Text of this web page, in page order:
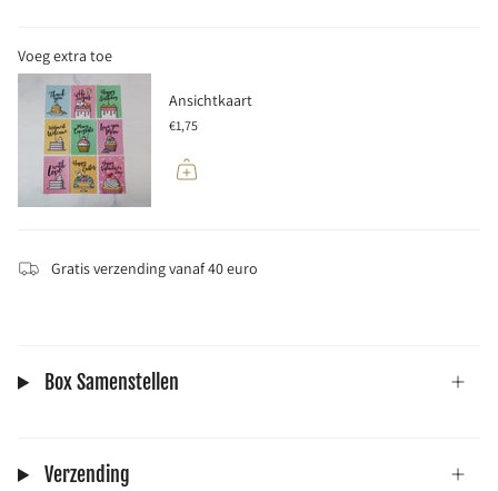
Voeg extra toe
Ansichtkaart
€1,75
Gratis verzending vanaf 40 euro
Box Samenstellen
Verzending